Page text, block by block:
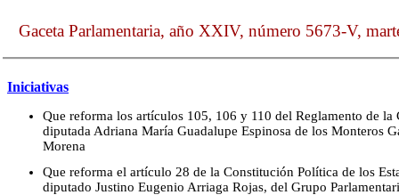
Gaceta Parlamentaria, año XXIV, número 5673-V,
Iniciativas
Que reforma los artículos 105, 106 y 110 del Reglamento de la
diputada Adriana María Guadalupe Espinosa de los Monteros
Morena
Que reforma el artículo 28 de la Constitución Política de los
diputado Justino Eugenio Arriaga Rojas, del Grupo